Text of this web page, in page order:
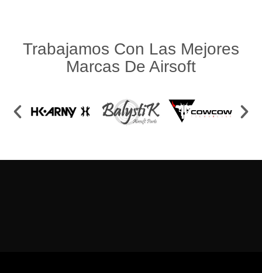
Trabajamos Con Las Mejores
Marcas De Airsoft